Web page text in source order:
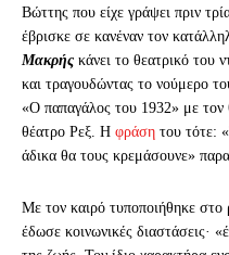
Βώττης που είχε γράψει πριν
έβρισκε σε κανέναν τον
Μακρής κάνει το θεατρικό του
και τραγουδώντας το νούμερο
«Ο παπαγάλος του 1932» με τον
θέατρο Ρεξ. Η φράση του τότε:
άδικα θα τους κρεμάσουνε»
Με τον καιρό τυποποιήθηκε
έδωσε κοινωνικές διαστάσεις·